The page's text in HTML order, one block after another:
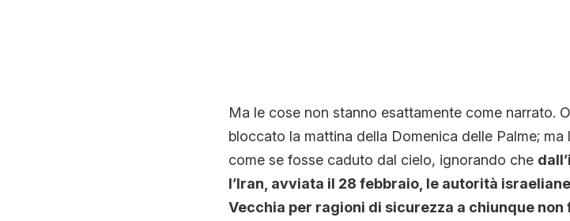
Ma le cose non stanno esattamente come narrato.
bloccato la mattina della Domenica delle Palme;
come se fosse caduto dal cielo, ignorando che
l’Iran, avviata il 28 febbraio, le autorità
Vecchia per ragioni di sicurezza a chiunque